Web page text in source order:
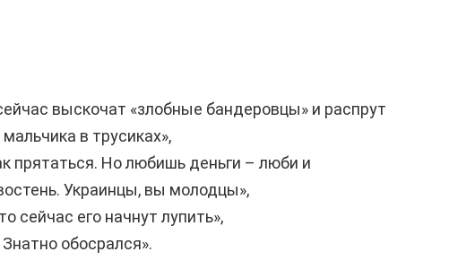
выскочат «злобные бандеровцы» и распрут
в трусиках»,
прятаться. Но любишь деньги – люби и
Украинцы, вы молодцы»,
сейчас его начнут лупить»,
обосрался».